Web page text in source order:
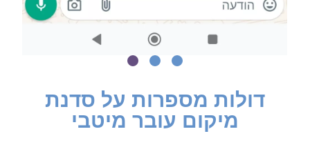
דולות מספרות על סדנת
מיקום עובר מיטבי